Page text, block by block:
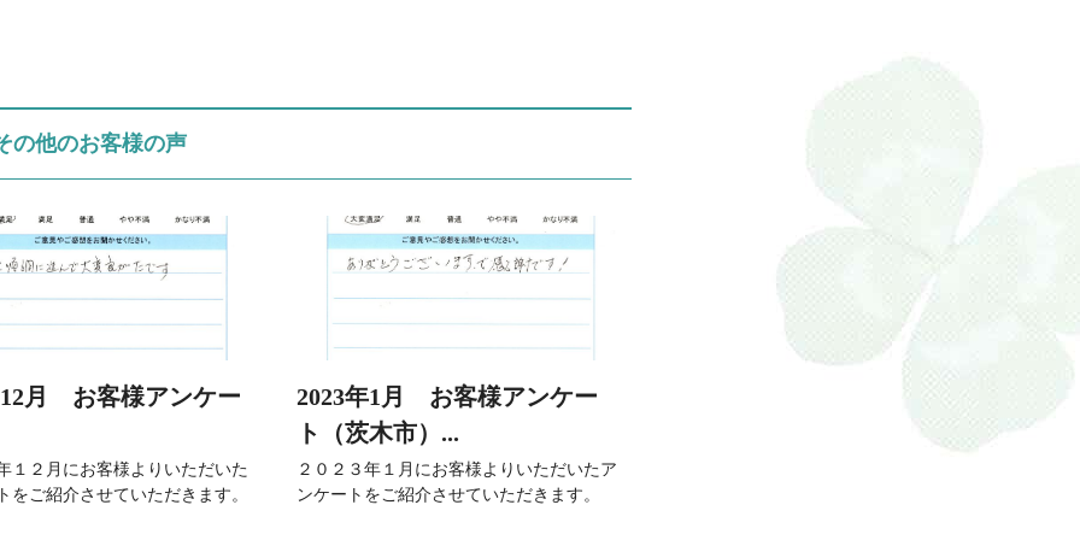
の他のお客様の声
12月 お客様アンケー
１２月にお客様よりいただいた
をご紹介させていただきます。
2023年1月 お客様アンケー
ト（茨木市）...
２０２３年１月にお客様よりいただいたア
ンケートをご紹介させていただきます。